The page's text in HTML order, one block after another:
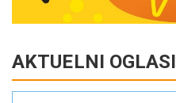
AKTUELNI OGLASI